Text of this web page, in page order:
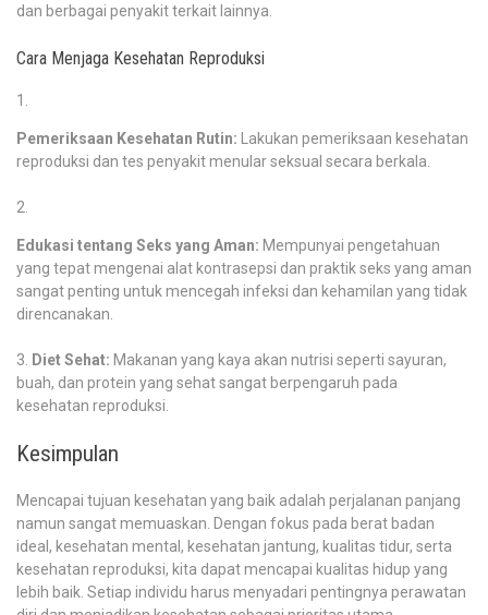
dan berbagai penyakit terkait lainnya.
Cara Menjaga Kesehatan Reproduksi
Pemeriksaan Kesehatan Rutin: Lakukan pemeriksaan kesehatan
reproduksi dan tes penyakit menular seksual secara berkala.
Edukasi tentang Seks yang Aman: Mempunyai pengetahuan
yang tepat mengenai alat kontrasepsi dan praktik seks yang aman
sangat penting untuk mencegah infeksi dan kehamilan yang tidak
direncanakan.
Diet Sehat: Makanan yang kaya akan nutrisi seperti sayuran,
buah, dan protein yang sehat sangat berpengaruh pada
kesehatan reproduksi.
Kesimpulan
Mencapai tujuan kesehatan yang baik adalah perjalanan panjang
namun sangat memuaskan. Dengan fokus pada berat badan
ideal, kesehatan mental, kesehatan jantung, kualitas tidur, serta
kesehatan reproduksi, kita dapat mencapai kualitas hidup yang
lebih baik. Setiap individu harus menyadari pentingnya perawatan